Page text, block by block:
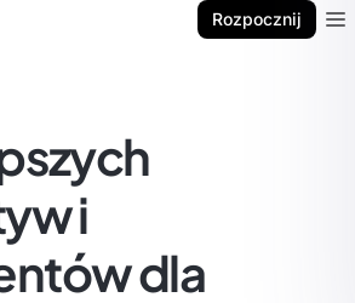
Rozpocznij
i
dla